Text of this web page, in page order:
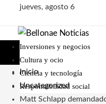
jueves, agosto 6
Inversiones y negocios
Cultura y ocio
Ciencia y tecnología
Responsabilidad social
Inicio
Uncategorized
Matt Schlapp